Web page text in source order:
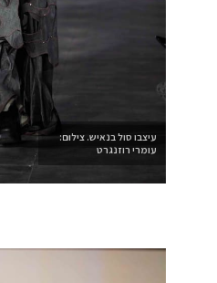
עיצבו סול בנאיש. צילום:
עומרי רוזנגרט